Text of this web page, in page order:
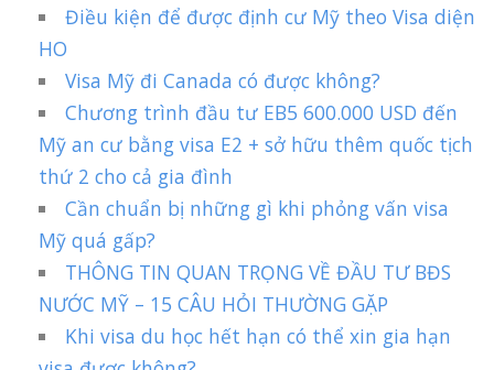
Điều kiện để được định cư Mỹ theo Visa diện
HO
Visa Mỹ đi Canada có được không?
Chương trình đầu tư EB5 600.000 USD đến
Mỹ an cư bằng visa E2 + sở hữu thêm quốc tịch
thứ 2 cho cả gia đình
Cần chuẩn bị những gì khi phỏng vấn visa
Mỹ quá gấp?
THÔNG TIN QUAN TRỌNG VỀ ĐẦU TƯ BĐS
NƯỚC MỸ – 15 CÂU HỎI THƯỜNG GẶP
Khi visa du học hết hạn có thể xin gia hạn